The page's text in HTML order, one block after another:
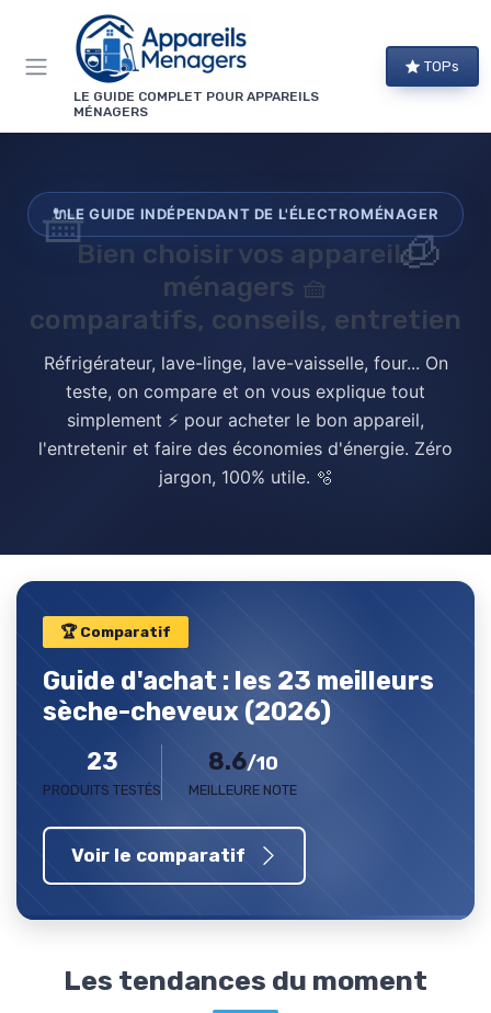
LE GUIDE COMPLET POUR APPAREILS
MÉNAGERS
TOPs
🧺 🧊
🔌LE GUIDE INDÉPENDANT DE L'ÉLECTROMÉNAGER
Bien choisir vos appareils
ménagers 🧺
comparatifs, conseils, entretien
Réfrigérateur, lave-linge, lave-vaisselle, four... On
teste, on compare et on vous explique tout
simplement ⚡ pour acheter le bon appareil,
l'entretenir et faire des économies d'énergie. Zéro
jargon, 100% utile. 🫧
🏆 Comparatif
Guide d'achat : les 23 meilleurs
sèche-cheveux (2026)
23
PRODUITS TESTÉS
8.6/10
MEILLEURE NOTE
Voir le comparatif
Les tendances du moment
Panneau de gestion des cookies